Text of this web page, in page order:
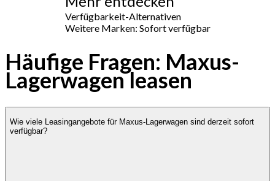
Verfügbarkeit-Alternativen
Weitere Marken: Sofort verfügbar
Häufige Fragen: Maxus-
Lagerwagen leasen
Wie viele Leasingangebote für Maxus-Lagerwagen sind derzeit sofort
verfügbar?